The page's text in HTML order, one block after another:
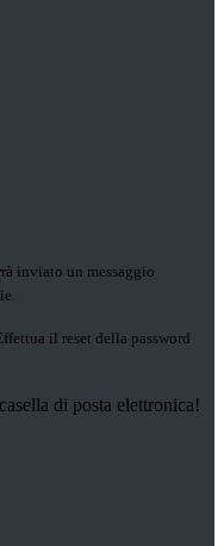
inviato un messaggio
il reset della password
di posta elettronica!